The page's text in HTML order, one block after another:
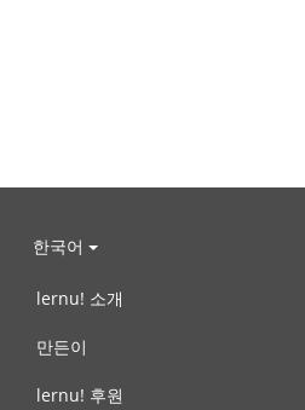
한국어
lernu! 소개
만든이
lernu! 후원